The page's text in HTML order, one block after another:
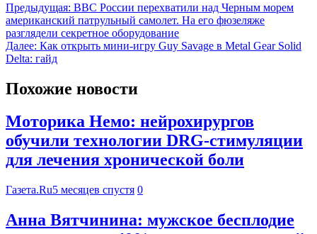
Предыдущая: ВВС России перехватили над Черным морем
американский патрульный самолет. На его фюзеляже
разглядели секретное оборудование
Далее: Как открыть мини-игру Guy Savage в Metal Gear Solid
Delta: гайд
Похожие новости
Моторика Немо: нейрохирургов
обучили технологии DRG-стимуляции
для лечения хронической боли
Газета.Ru5 месяцев спустя 0
Анна Вятчинина: мужское бесплодие